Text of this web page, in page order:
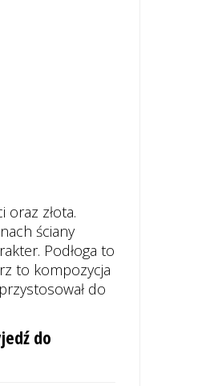
złota.
ściany
Podłoga to
to kompozycja
do
do